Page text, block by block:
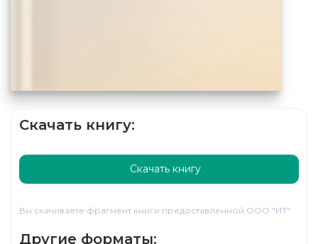
Скачать книгу:
Скачать книгу
Вы скачиваете фрагмент книги предоставленной ООО "ИТ"
Другие форматы: